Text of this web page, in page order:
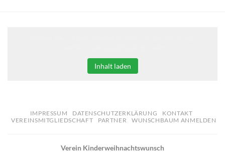
Inhalt laden
IMPRESSUM DATENSCHUTZERKLÄRUNG
KONTAKT
VEREINSMITGLIEDSCHAFT
PARTNER WUNSCHBAUM ANMELDEN
Verein Kinderweihnachtswunsch